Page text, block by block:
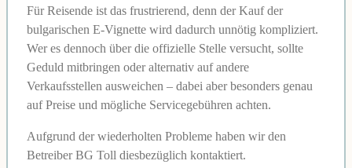
Für Reisende ist das frustrierend, denn der Kauf der
bulgarischen E-Vignette wird dadurch unnötig kompliziert.
Wer es dennoch über die offizielle Stelle versucht, sollte
Geduld mitbringen oder alternativ auf andere
Verkaufsstellen ausweichen – dabei aber besonders genau
auf Preise und mögliche Servicegebühren achten.
Aufgrund der wiederholten Probleme haben wir den
Betreiber BG Toll diesbezüglich kontaktiert.